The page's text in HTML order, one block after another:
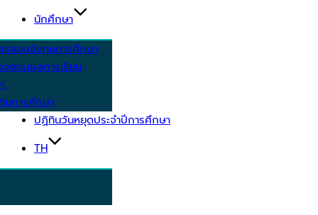
นักศึกษา
รสอบชิงทุนการศึกษา
สอบผลการเรียน
.
นการศึกษา
ปฏิทินวันหยุดประจำปีการศึกษา
TH